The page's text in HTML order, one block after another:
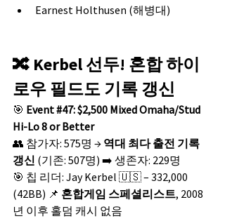
Earnest Holthusen (해병대)
🔀 Kerbel 선두! 혼합 하이
로우 필드도 기록 갱신
🎯 Event #47: $2,500 Mixed Omaha/Stud
Hi-Lo 8 or Better
👥 참가자: 575명 → 역대 최다 출전 기록
갱신 (기존: 507명) ➡️ 생존자: 229명
🎯 칩 리더: Jay Kerbel 🇺🇸 – 332,000
(42BB) 📌 혼합게임 스페셜리스트, 2008
년 이후 홀덤 캐시 없음